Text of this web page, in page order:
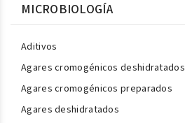
MICROBIOLOGÍA
Aditivos
Agares cromogénicos deshidratados
Agares cromogénicos preparados
Agares deshidratados